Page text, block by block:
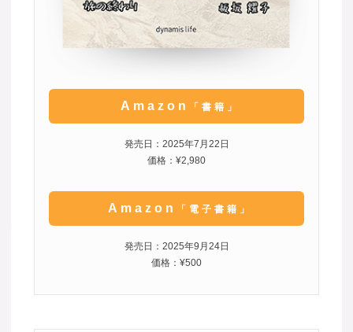
Amazon 「書籍」
発売日：2025年7月22日
価格：¥2,980
Amazon 「電子書籍」
発売日：2025年9月24日
価格：¥500